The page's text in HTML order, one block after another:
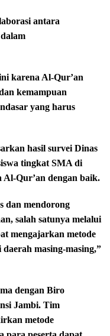
antara
karena Al-Qur’an
kemampuan
yang harus
hasil survei Dinas
tingkat SMA di
Al-Qur’an dengan baik.
dan mendorong
salah satunya melalui
mengajarkan metode
masing-masing,”
dengan Biro
Jambi. Tim
metode